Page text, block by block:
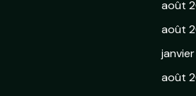
août
août
août